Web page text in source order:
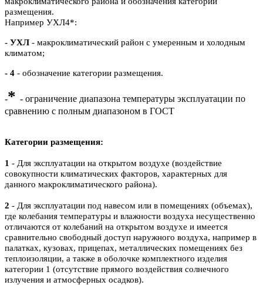
размещения.
Например УХЛ4*:
- УХЛ - макроклиматический район с умеренным и холодным
климатом;
- 4 - обозначение категории размещения.
-* - ограничение диапазона температуры эксплуатации по
сравнению с полным диапазоном в ГОСТ
Категории размещения:
1 - Для эксплуатации на открытом воздухе (воздействие
совокупности климатических факторов, характерных для
данного макроклиматического района).
2 - Для эксплуатации под навесом или в помещениях (объемах),
где колебания температуры и влажности воздуха несущественно
отличаются от колебаний на открытом воздухе и имеется
сравнительно свободный доступ наружного воздуха, например в
палатках, кузовах, прицепах, металлических помещениях без
теплоизоляции, а также в оболочке комплектного изделия
категории 1 (отсутствие прямого воздействия солнечного
излучения и атмосферных осадков).